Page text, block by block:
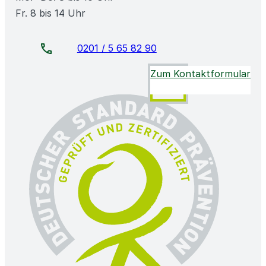
Fr. 8 bis 14 Uhr
0201 / 5 65 82 90
Zum Kontaktformular